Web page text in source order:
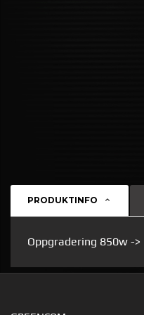
PRODUKTINFO
Oppgradering 850w -